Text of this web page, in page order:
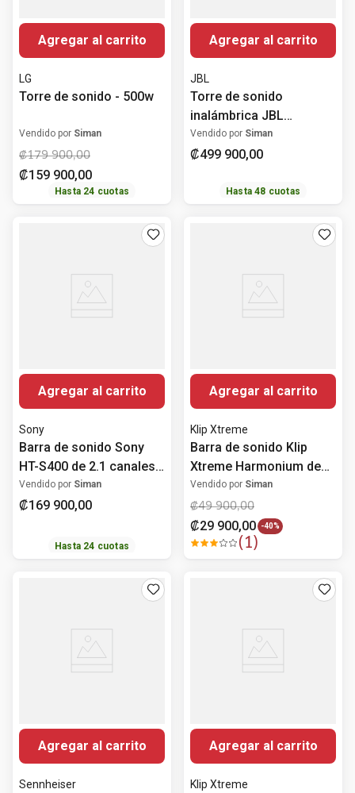
Agregar al carrito
LG
Torre de sonido - 500w
Vendido por Siman
₡179 900,00
₡159 900,00
Hasta 24 cuotas
Agregar al carrito
JBL
Torre de sonido
inalámbrica JBL
Partybox 520 400 Watts
Vendido por Siman
₡499 900,00
Hasta48 cuotas
Agregar al carrito
Sony
Barra de sonido Sony
HT-S400 de 2.1 canales
con Subwoofer
Inalámbrico y Bluetooth
Vendido por Siman
₡169 900,00
Hasta 24 cuotas
Agregar al carrito
Klip Xtreme
Barra de sonido Klip
Xtreme Harmonium de
2.0 canales 100 Watts
Vendido por Siman
₡49 900,00
₡29 900,00 -40%
( 1)
Agregar al carrito
Sennheiser
Agregar al carrito
Klip Xtreme